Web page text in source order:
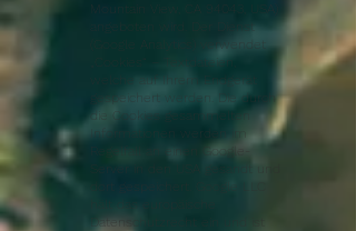
Mountain View, CA 94043, USA)
angeboten wird. Der Dienst
(Google Analytics) verwendet
„Cookies“ – Textdateien,
welche auf Ihrem Endgerät
gespeichert werden. Die durch
die Cookies gesammelten
Informationen werden im
Regelfall an einen Google-
Datenschutzrecht ein und ist